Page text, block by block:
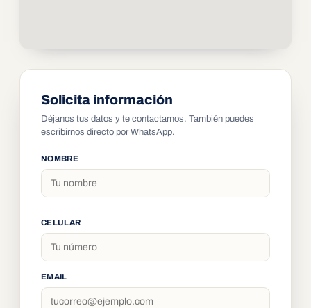
Solicita información
Déjanos tus datos y te contactamos. También puedes
escribirnos directo por WhatsApp.
NOMBRE
CELULAR
EMAIL